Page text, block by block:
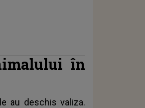
în
au deschis valiza.